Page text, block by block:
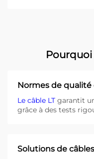
Pourquoi
Normes de
Le câble LT garantit
grâce à des tests
Solutions de